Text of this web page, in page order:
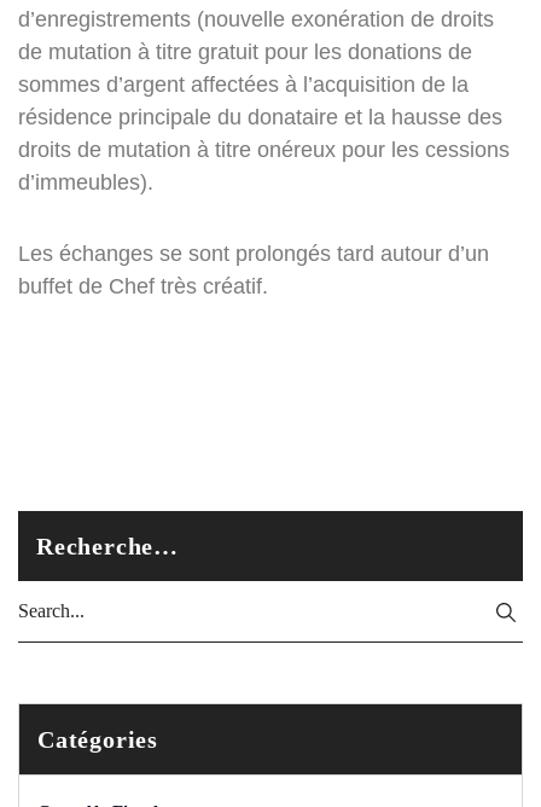
d’enregistrements (nouvelle exonération de droits
de mutation à titre gratuit pour les donations de
sommes d’argent affectées à l’acquisition de la
résidence principale du donataire et la hausse des
droits de mutation à titre onéreux pour les cessions
d’immeubles).
Les échanges se sont prolongés tard autour d’un
buffet de Chef très créatif.
Recherche…
Catégories